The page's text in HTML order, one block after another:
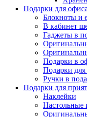
Подарки для офиса
Блокноты и
В кабинет
Гаджеты в
Подарки в
Подарки для
Ручки в
Подарки для
Наклейки
Настольные